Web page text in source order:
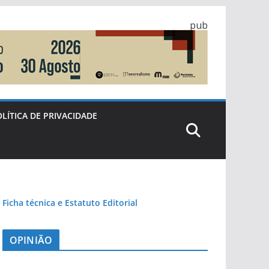
pub
DE PRIVACIDADE
Ficha técnica e Estatuto Editorial
OPINIÃO